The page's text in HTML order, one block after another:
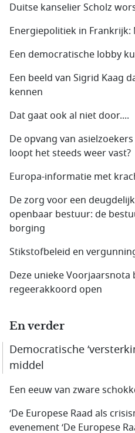
Duitse kanselier Scholz
Energiepolitiek in Frankrijk:
Een democratische lobby
Een beeld van Sigrid Kaag
kennen
Dat gaat ook al niet door....
De opvang van
loopt het steeds weer vast?
Europa-informatie met
De zorg voor een
openbaar bestuur: de
borging
Stikstofbeleid en
Deze unieke
regeerakkoord open
En verder
Democratische
middel
Een eeuw van zware
‘De Europese Raad als
evenement ‘De Europese